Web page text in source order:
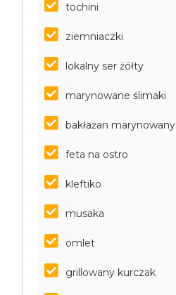
tochini
ziemniaczki
lokalny ser żółty
marynowane ślimaki
bakłażan marynowany
feta na ostro
kleftiko
musaka
omlet
grillowany kurczak